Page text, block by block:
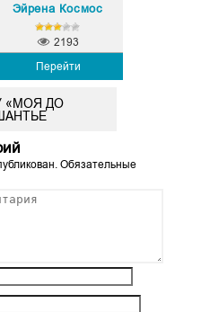
Эйрена Космос
Перейти
2193
«МОЯ ДО
Обязательные